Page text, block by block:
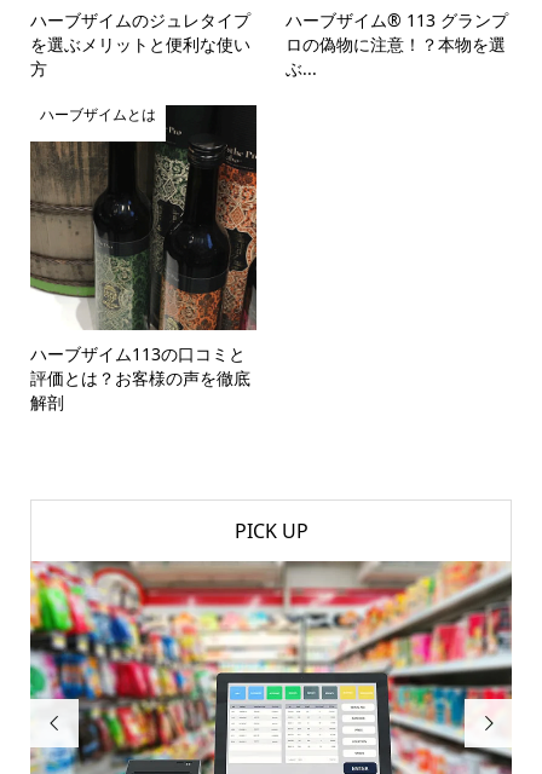
ハーブザイムのジュレタイプ
を選ぶメリットと便利な使い
方
ハーブザイム® 113 グランプ
ロの偽物に注意！？本物を選
ぶ...
ハーブザイムとは
ハーブザイム113の口コミと
評価とは？お客様の声を徹底
解剖
PICK UP
 